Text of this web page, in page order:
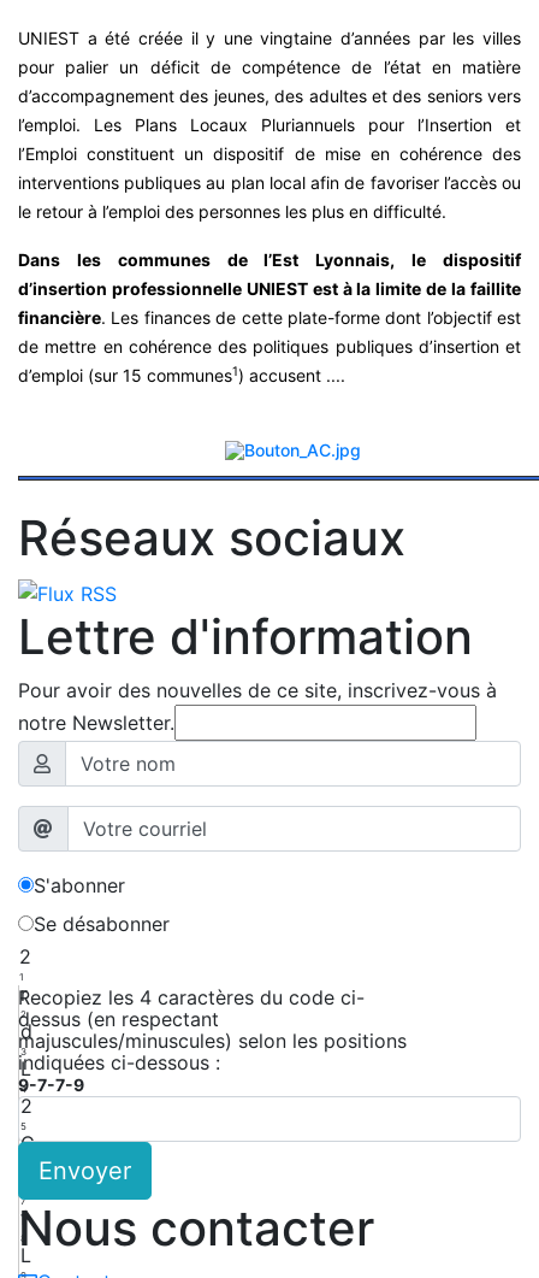
UNIEST a été créée il y une vingtaine d’années par les villes
pour palier un déficit de compétence de l’état en matière
d’accompagnement des jeunes, des adultes et des seniors vers
l’emploi. Les Plans Locaux Pluriannuels pour l’Insertion et
l’Emploi constituent un dispositif de mise en cohérence des
interventions publiques au plan local afin de favoriser l’accès ou
le retour à l’emploi des personnes les plus en difficulté.
Dans les communes de l’Est Lyonnais, le dispositif
d’insertion professionnelle UNIEST est à la limite de la faillite
financière. Les finances de cette plate-forme dont l’objectif est
de mettre en cohérence des politiques publiques d’insertion et
d’emploi (sur 15 communes1) accusent ....
Réseaux sociaux
Lettre d'information
Pour avoir des nouvelles de ce site, inscrivez-vous à
notre Newsletter.
S'abonner
Se désabonner
2
1
r
2
d
3
L
4
2
5
C
7
f
8
L
Recopiez les 4 caractères du code ci-
dessus (en respectant
majuscules/minuscules) selon les positions
indiquées ci-dessous :
9-7-7-9
Envoyer
Nous contacter